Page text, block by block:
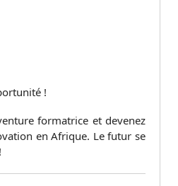
!
formatrice et devenez
en Afrique. Le futur se